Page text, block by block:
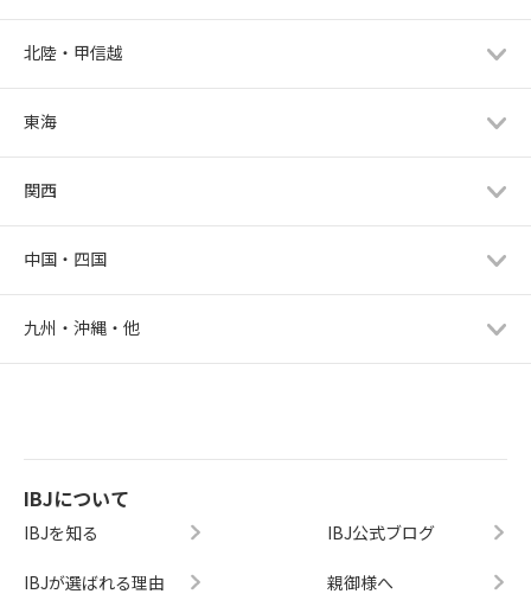
北陸・甲信越
東海
関西
中国・四国
九州・沖縄・他
IBJについて
IBJを知る
IBJが選ばれる理由
IBJ公式ブログ
親御様へ